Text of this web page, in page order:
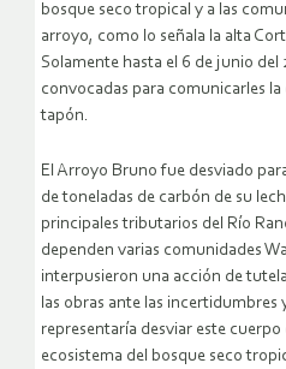
bosque seco tropical y a las
arroyo, como lo señala la alta
Solamente hasta el 6 de junio
convocadas para comunicarles
tapón.
El Arroyo Bruno fue desviado
de toneladas de carbón de su
principales tributarios del Río
dependen varias comunidades
interpusieron una acción de
las obras ante las incertidumbres
representaría desviar este cuerpo
ecosistema del bosque seco